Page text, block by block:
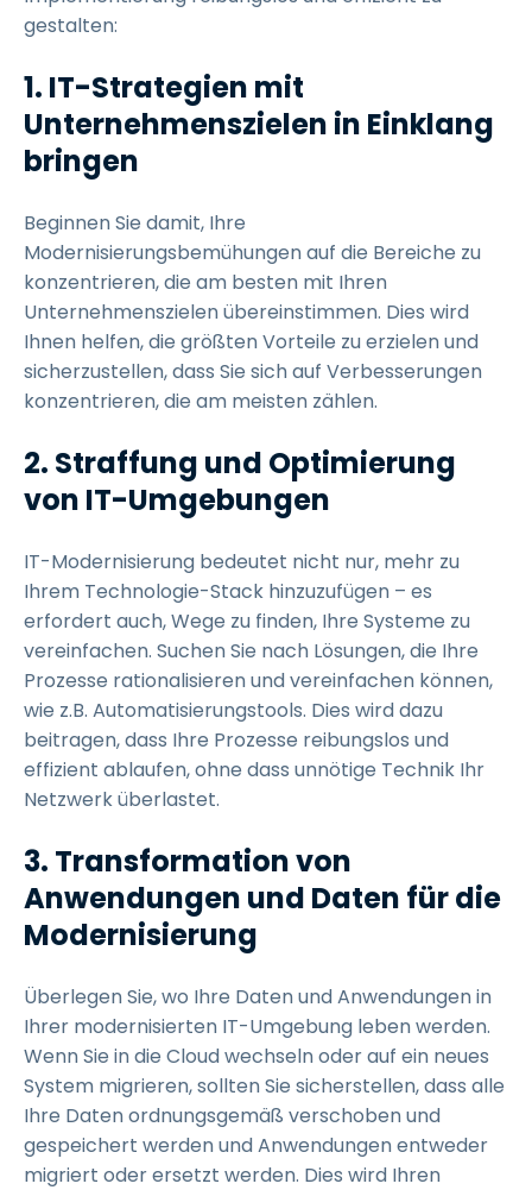
gestalten:
1. IT-Strategien mit
Unternehmenszielen in Einklang
bringen
Beginnen Sie damit, Ihre
Modernisierungsbemühungen auf die Bereiche zu
konzentrieren, die am besten mit Ihren
Unternehmenszielen übereinstimmen. Dies wird
Ihnen helfen, die größten Vorteile zu erzielen und
sicherzustellen, dass Sie sich auf Verbesserungen
konzentrieren, die am meisten zählen.
2. Straffung und Optimierung
von IT-Umgebungen
IT-Modernisierung bedeutet nicht nur, mehr zu
Ihrem Technologie-Stack hinzuzufügen – es
erfordert auch, Wege zu finden, Ihre Systeme zu
vereinfachen. Suchen Sie nach Lösungen, die Ihre
Prozesse rationalisieren und vereinfachen können,
wie z.B. Automatisierungstools. Dies wird dazu
beitragen, dass Ihre Prozesse reibungslos und
effizient ablaufen, ohne dass unnötige Technik Ihr
Netzwerk überlastet.
3. Transformation von
Anwendungen und Daten für die
Modernisierung
Überlegen Sie, wo Ihre Daten und Anwendungen in
Ihrer modernisierten IT-Umgebung leben werden.
Wenn Sie in die Cloud wechseln oder auf ein neues
System migrieren, sollten Sie sicherstellen, dass alle
Ihre Daten ordnungsgemäß verschoben und
gespeichert werden und Anwendungen entweder
migriert oder ersetzt werden. Dies wird Ihren